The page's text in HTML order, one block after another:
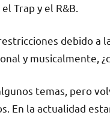
Trap y el R&B.
debido a
y musicalmente,
temas, pero
En la actualidad